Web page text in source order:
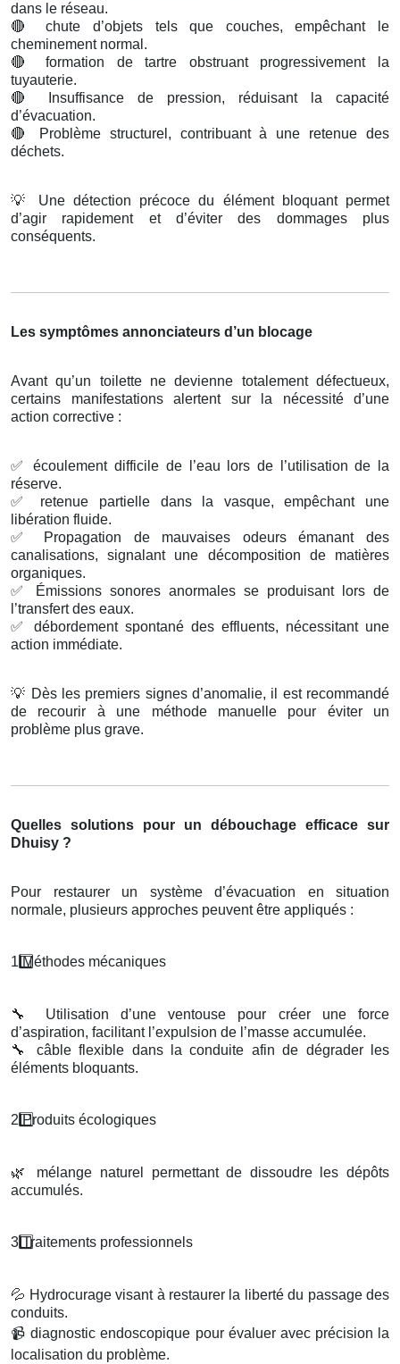
dans le réseau.
🔴
chute d’objets tels que couches, empêchant le
cheminement normal.
🔴
formation de tartre obstruant progressivement la
tuyauterie.
🔴
Insuffisance de pression, réduisant la capacité
d’évacuation.
🔴
Problème structurel, contribuant à une retenue des
déchets.
💡
Une détection précoce du élément bloquant permet
d’agir rapidement et d’éviter des dommages plus
conséquents.
Les symptômes annonciateurs d’un blocage
Avant qu’un toilette ne devienne totalement défectueux,
certains manifestations alertent sur la nécessité d’une
action corrective :
✅
écoulement difficile de l’eau lors de l’utilisation de la
réserve.
✅
retenue partielle dans la vasque, empêchant une
libération fluide.
✅
Propagation de mauvaises odeurs émanant des
canalisations, signalant une décomposition de matières
organiques.
✅
Émissions sonores anormales se produisant lors de
l’transfert des eaux.
✅
débordement spontané des effluents, nécessitant une
action immédiate.
💡 Dès les premiers signes d’anomalie, il est recommandé
de recourir à une méthode manuelle pour éviter un
problème plus grave.
Quelles solutions pour un débouchage efficace sur
Dhuisy ?
Pour restaurer un système d’évacuation en situation
normale, plusieurs approches peuvent être appliqués :
1️ Méthodes mécaniques
🔧
Utilisation d’une ventouse pour créer une force
d’aspiration, facilitant l’expulsion de l’masse accumulée.
🔧
câble flexible dans la conduite afin de dégrader les
éléments bloquants.
2️ Produits écologiques
🌿
mélange naturel permettant de dissoudre les dépôts
accumulés.
3️Traitements professionnels
💦 Hydrocurage visant à restaurer la liberté du passage des
conduits.
📹 diagnostic endoscopique pour évaluer avec précision la
localisation du problème.